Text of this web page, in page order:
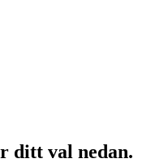
ditt val nedan.